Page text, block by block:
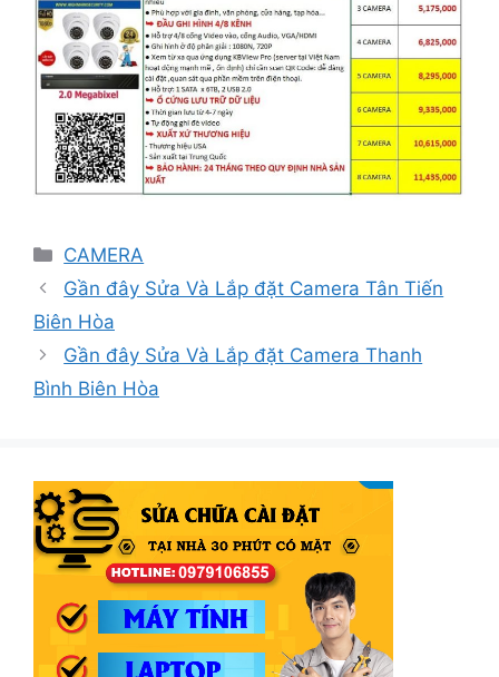
Danh
mục
CAMERA
Gần đây Sửa Và Lắp đặt Camera Tân Tiến
Biên Hòa
Gần đây Sửa Và Lắp đặt Camera Thanh
Bình Biên Hòa